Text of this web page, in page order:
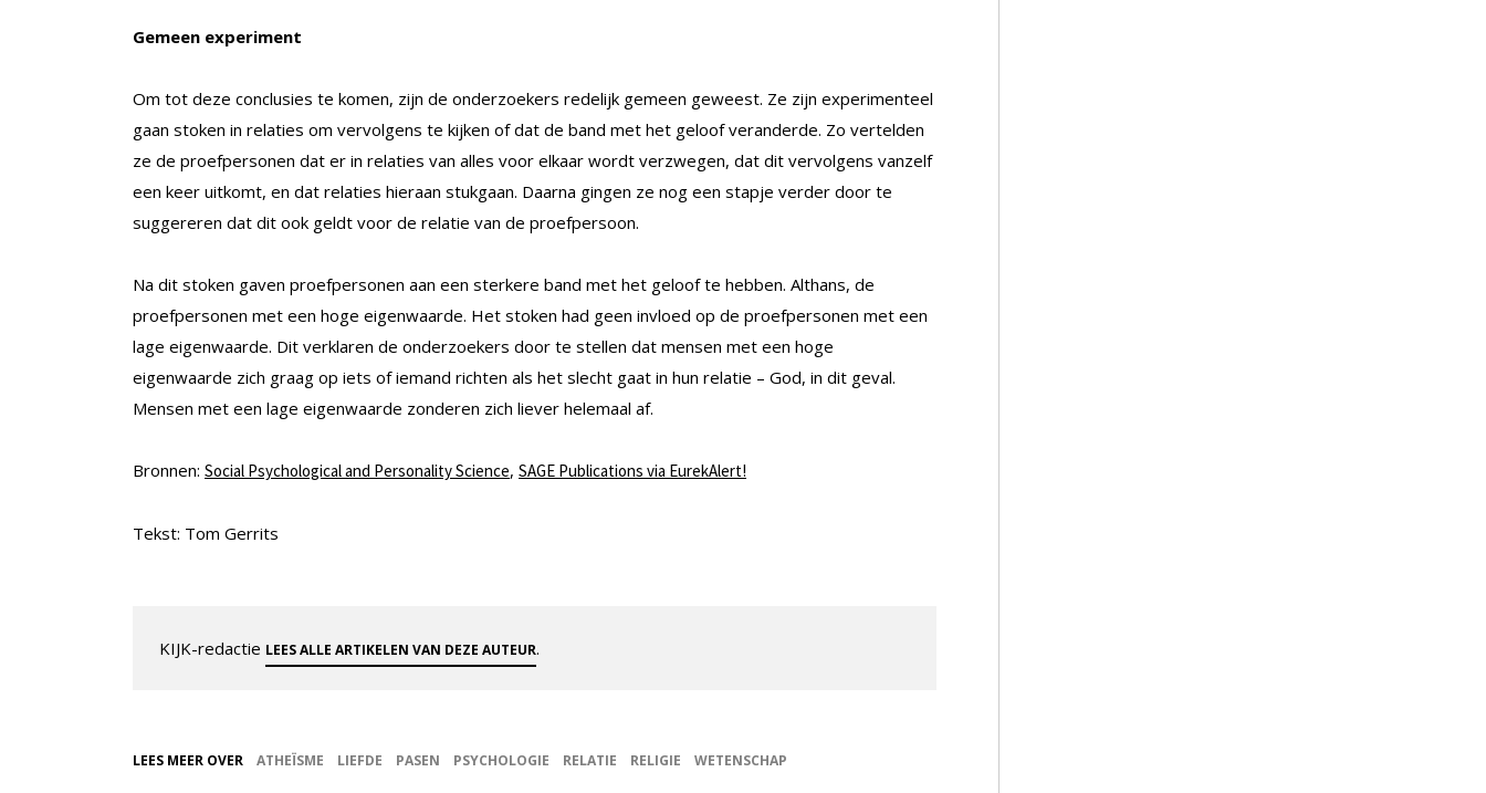
Gemeen experiment
Om tot deze conclusies te komen, zijn de onderzoekers redelijk gemeen geweest. Ze zijn experimenteel
gaan stoken in relaties om vervolgens te kijken of dat de band met het geloof veranderde. Zo vertelden
ze de proefpersonen dat er in relaties van alles voor elkaar wordt verzwegen, dat dit vervolgens vanzelf
een keer uitkomt, en dat relaties hieraan stukgaan. Daarna gingen ze nog een stapje verder door te
suggereren dat dit ook geldt voor de relatie van de proefpersoon.
Na dit stoken gaven proefpersonen aan een sterkere band met het geloof te hebben. Althans, de
proefpersonen met een hoge eigenwaarde. Het stoken had geen invloed op de proefpersonen met een
lage eigenwaarde. Dit verklaren de onderzoekers door te stellen dat mensen met een hoge
eigenwaarde zich graag op iets of iemand richten als het slecht gaat in hun relatie – God, in dit geval.
Mensen met een lage eigenwaarde zonderen zich liever helemaal af.
Bronnen: Social Psychological and Personality Science, SAGE Publications via EurekAlert!
Tekst: Tom Gerrits
KIJK-redactie LEES ALLE ARTIKELEN VAN DEZE AUTEUR.
LEES MEER OVER ATHEÏSME LIEFDE PASEN PSYCHOLOGIE RELATIE RELIGIE WETENSCHAP